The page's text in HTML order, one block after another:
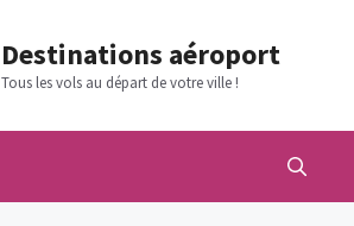
Destinations aéroport
Tous les vols au départ de votre ville !